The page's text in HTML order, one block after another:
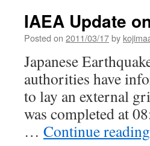
IAEA Update
Posted on 2011/03/17by
Japanese
authorities have
to lay an external
was completed at
… Continue reading